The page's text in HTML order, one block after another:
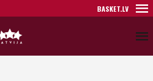
BASKET.LV